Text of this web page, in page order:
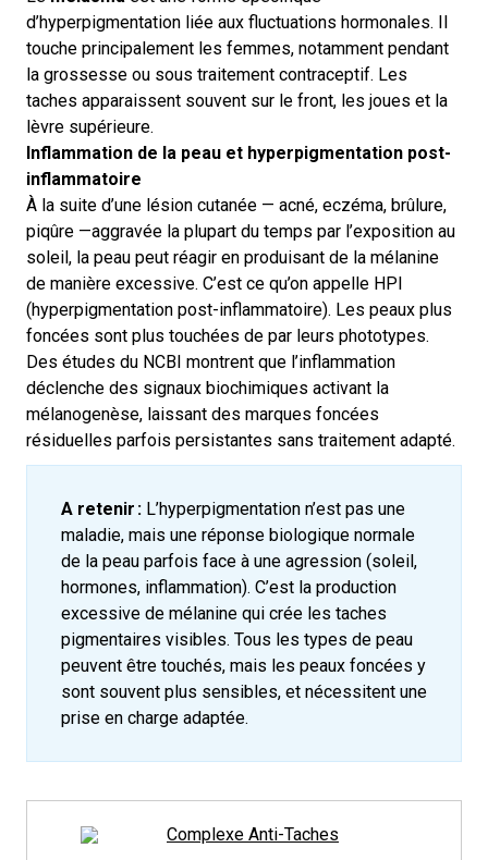
d’hyperpigmentation liée aux fluctuations hormonales. Il
touche principalement les femmes, notamment pendant
la grossesse ou sous traitement contraceptif. Les
taches apparaissent souvent sur le front, les joues et la
lèvre supérieure.
Inflammation de la peau et hyperpigmentation post-
inflammatoire
À la suite d’une lésion cutanée — acné, eczéma, brûlure,
piqûre —aggravée la plupart du temps par l’exposition au
soleil, la peau peut réagir en produisant de la mélanine
de manière excessive. C’est ce qu’on appelle HPI
(hyperpigmentation post-inflammatoire). Les peaux plus
foncées sont plus touchées de par leurs phototypes.
Des études du NCBI montrent que l’inflammation
déclenche des signaux biochimiques activant la
mélanogenèse, laissant des marques foncées
résiduelles parfois persistantes sans traitement adapté.
A retenir : L’hyperpigmentation n’est pas une
maladie, mais une réponse biologique normale
de la peau parfois face à une agression (soleil,
hormones, inflammation). C’est la production
excessive de mélanine qui crée les taches
pigmentaires visibles. Tous les types de peau
peuvent être touchés, mais les peaux foncées y
sont souvent plus sensibles, et nécessitent une
prise en charge adaptée.